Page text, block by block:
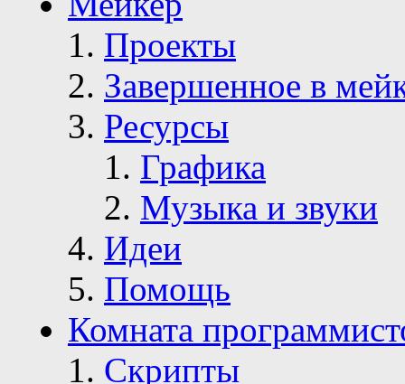
Проекты
Завершенное в
Ресурсы
Графика
Музыка и звуки
Идеи
Помощь
Комната
Скрипты